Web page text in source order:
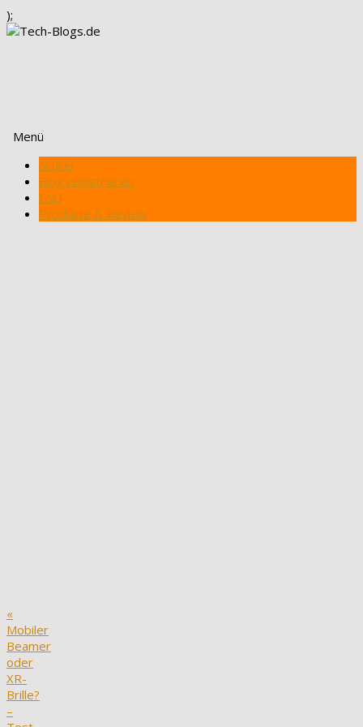
);
Menü
Zum
Inhalt
springen
Artikel
Blog registrieren
FAQ
Produkte & Review
«
Mobiler
Beamer
oder
XR-
Brille?
–